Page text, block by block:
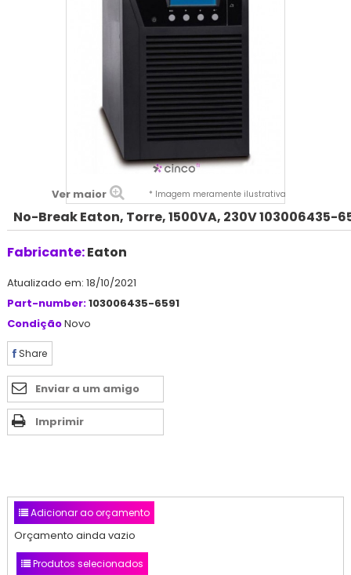
Ver maior * Imagem meramente ilustrativa
No-Break Eaton, Torre, 1500VA, 230V 103006435-
Fabricante:Eaton
Atualizado em: 18/10/2021
Part-number:103006435-6591
CondiçãoNovo
Share
Enviar a um amigo
Imprimir
Adicionar ao orçamento
Orçamento ainda vazio
Produtos selecionados